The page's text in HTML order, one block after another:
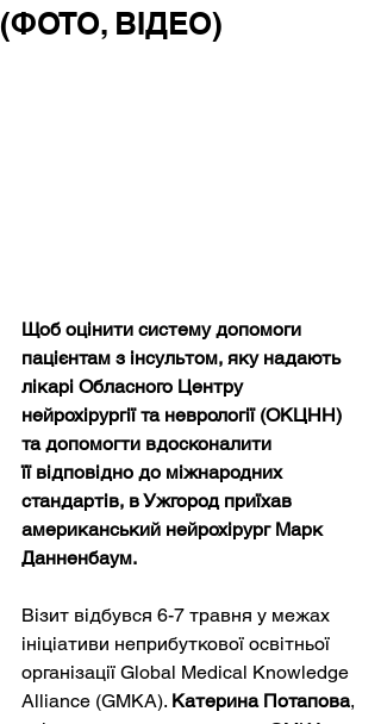
(ФОТО, ВІДЕО)
Щоб оцінити систему допомоги
пацієнтам з інсультом, яку надають
лікарі Обласного Центру
нейрохірургії та неврології (ОКЦНН)
та допомогти вдосконалити
її відповідно до міжнародних
стандартів, в Ужгород приїхав
американський нейрохірург Марк
Данненбаум.
Візит відбувся 6-7 травня у межах
ініціативи неприбуткової освітньої
організації Global Medical Knowledge
Alliance (GMKA). Катерина Потапова,